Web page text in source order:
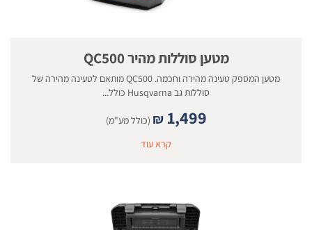
מטען סוללות מהיר QC500
מטען המספק טעינה מהירה וחכמה. QC500 מותאם לטעינה מהירה של
סוללות גב Husqvarna כולל...
₪ 1,499
(כולל מע"מ)
קרא עוד